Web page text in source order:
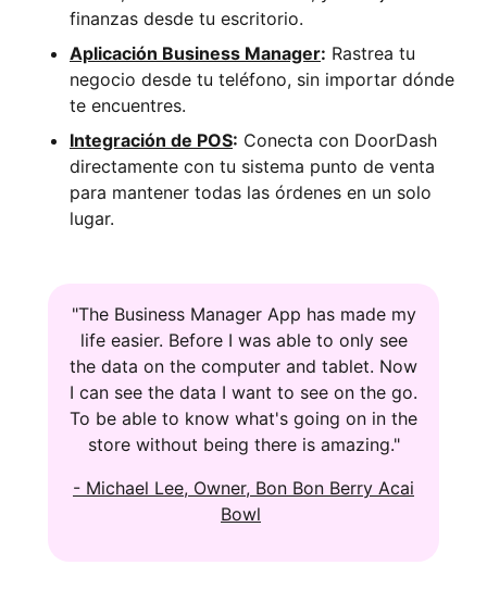
finanzas desde tu escritorio.
Aplicación Business Manager: Rastrea tu
negocio desde tu teléfono, sin importar dónde
te encuentres.
Integración de POS: Conecta con DoorDash
directamente con tu sistema punto de venta
para mantener todas las órdenes en un solo
lugar.
"The Business Manager App has made my
life easier. Before I was able to only see
the data on the computer and tablet. Now
I can see the data I want to see on the go.
To be able to know what's going on in the
store without being there is amazing."
- Michael Lee, Owner, Bon Bon Berry Acai
Bowl